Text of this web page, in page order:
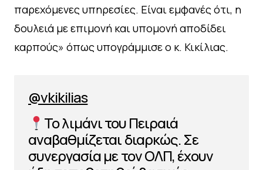
παρεχόμενες υπηρεσίες. Είναι εμφανές ότι, η
δουλειά με επιμονή και υπομονή αποδίδει
καρπούς» όπως υπογράμμισε ο κ. Κικίλιας.
@vkikilias
Το λιμάνι του Πειραιά
αναβαθμίζεται διαρκώς. Σε
συνεργασία με τον ΟΛΠ, έχουν